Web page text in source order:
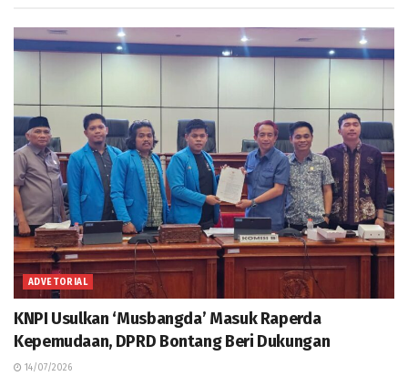
ADVETORIAL
KNPI Usulkan ‘Musbangda’ Masuk Raperda
Kepemudaan, DPRD Bontang Beri Dukungan
14/07/2026